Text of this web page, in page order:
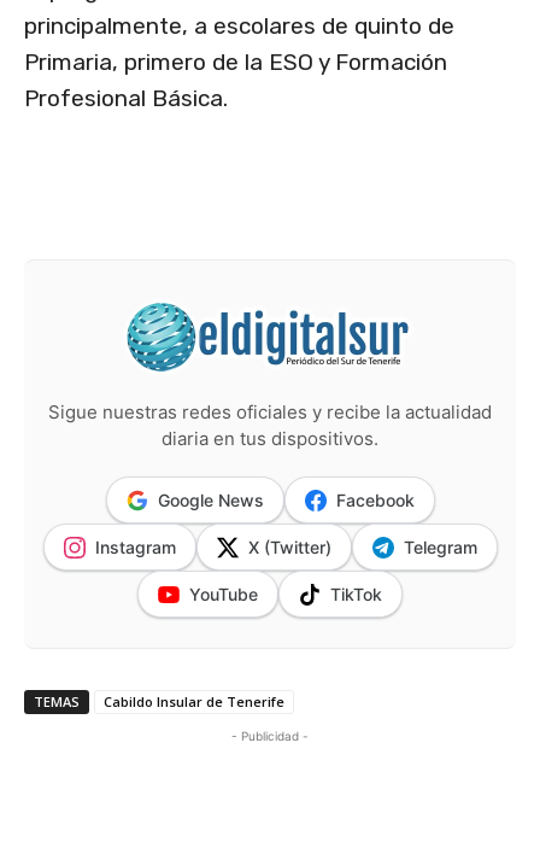
principalmente, a escolares de quinto de
Primaria, primero de la ESO y Formación
Profesional Básica.
Sigue nuestras redes oficiales y recibe la actualidad
diaria en tus dispositivos.
Google News Facebook
Instagram X (Twitter) Telegram
YouTube TikTok
TEMAS Cabildo Insular de Tenerife
- Publicidad -